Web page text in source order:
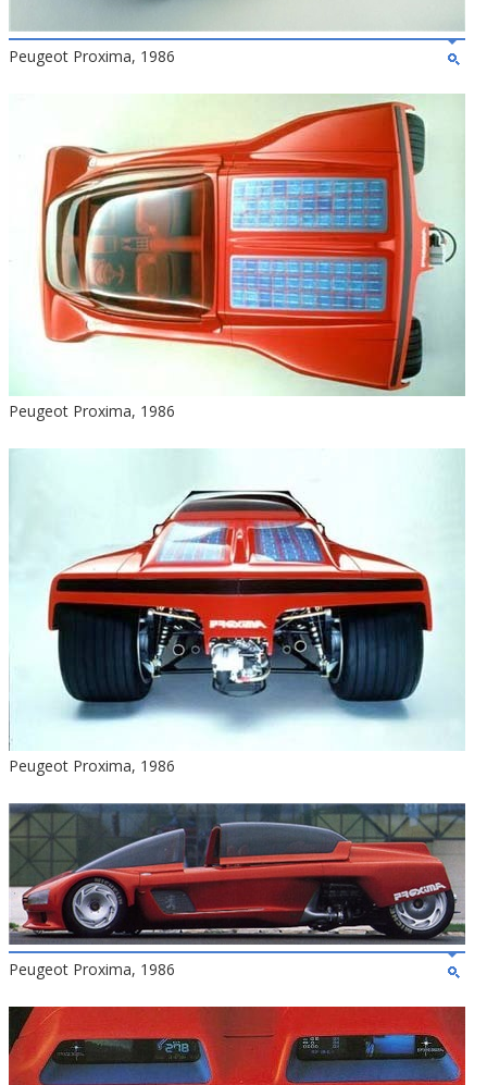
Peugeot Proxima, 1986
Peugeot Proxima, 1986
Peugeot Proxima, 1986
Peugeot Proxima, 1986